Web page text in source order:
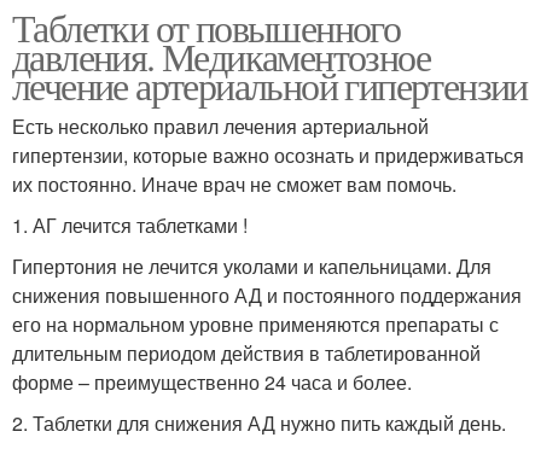
Таблетки от повышенного
давления. Медикаментозное
лечение артериальной гипертензии
Есть несколько правил лечения артериальной
гипертензии, которые важно осознать и придерживаться
их постоянно. Иначе врач не сможет вам помочь.
1. АГ лечится таблетками !
Гипертония не лечится уколами и капельницами. Для
снижения повышенного АД и постоянного поддержания
его на нормальном уровне применяются препараты с
длительным периодом действия в таблетированной
форме – преимущественно 24 часа и более.
2. Таблетки для снижения АД нужно пить каждый день.